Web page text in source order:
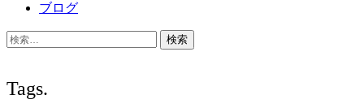
ブログ
検
Tags.